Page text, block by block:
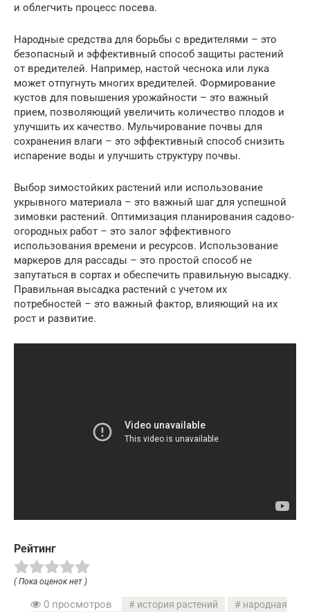
и облегчить процесс посева.
Народные средства для борьбы с вредителями – это
безопасный и эффективный способ защиты растений
от вредителей. Например, настой чеснока или лука
может отпугнуть многих вредителей. Формирование
кустов для повышения урожайности – это важный
прием, позволяющий увеличить количество плодов и
улучшить их качество. Мульчирование почвы для
сохранения влаги – это эффективный способ снизить
испарение воды и улучшить структуру почвы.
Выбор зимостойких растений или использование
укрывного материала – это важный шаг для успешной
зимовки растений. Оптимизация планирования садово-
огородных работ – это залог эффективного
использования времени и ресурсов. Использование
маркеров для рассады – это простой способ не
запутаться в сортах и обеспечить правильную высадку.
Правильная высадка растений с учетом их
потребностей – это важный фактор, влияющий на их
рост и развитие.
Рейтинг
( Пока оценок нет )
0 просмотров история растений
народная